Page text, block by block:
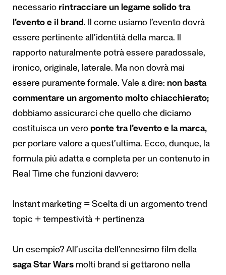
necessario rintracciare un legame solido tra
l’evento e il brand. Il come usiamo l’evento dovrà
essere pertinente all’identità della marca. Il
rapporto naturalmente potrà essere paradossale,
ironico, originale, laterale. Ma non dovrà mai
essere puramente formale. Vale a dire: non basta
commentare un argomento molto chiacchierato;
dobbiamo assicurarci che quello che diciamo
costituisca un vero ponte tra l’evento e la marca,
per portare valore a quest’ultima. Ecco, dunque, la
formula più adatta e completa per un contenuto in
Real Time che funzioni davvero:
Instant marketing = Scelta di un argomento trend
topic + tempestività + pertinenza
Un esempio? All’uscita dell’ennesimo film della
saga Star Wars molti brand si gettarono nella